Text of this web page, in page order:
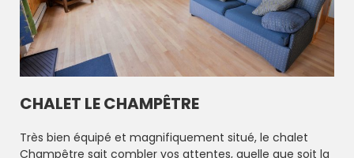
CHALET LE CHAMPÊTRE
Très bien équipé et magnifiquement situé, le chalet
Champêtre sait combler vos attentes, quelle que soit la